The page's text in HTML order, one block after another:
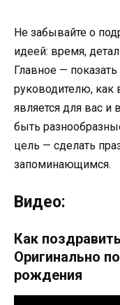
Не забывайте о
идеей: время,
Главное —
руководителю,
является для вас
быть
цель — сделать
запоминающимся.
Видео:
Как
Оригинально
рождения